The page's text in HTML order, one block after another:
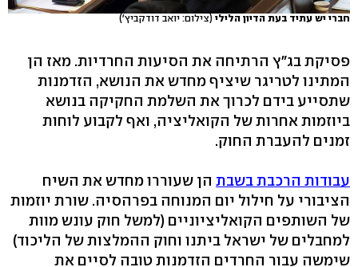
חברי יש עתיד בעת הדיון הלילי (צילום: יואב דודקביץ')
פסיקת בג"ץ הרתיחה את הסיעות החרדיות. מאז הן
המתינו לטריגר שיציף מחדש את הנושא, הזדמנות
שתסייע בידם לכרוך את השלמת החקיקה בנושא
ביוזמות אחרות של הקואליציה, ואף לקבוע לוחות
זמנים להעברת החוק.
עבודות הרכבת בשבת הן שעוררו מחדש את השיח
הציבורי על חילול יום המנוחה בפרהסיה. שורת יוזמות
של השותפים הקואליציוניים (למשל חוק עונש מוות
למחבלים של ישראל ביתנו וחוק ההמלצות של הליכוד)
שימשה עבור החרדים הזדמנות טובה לסיים את